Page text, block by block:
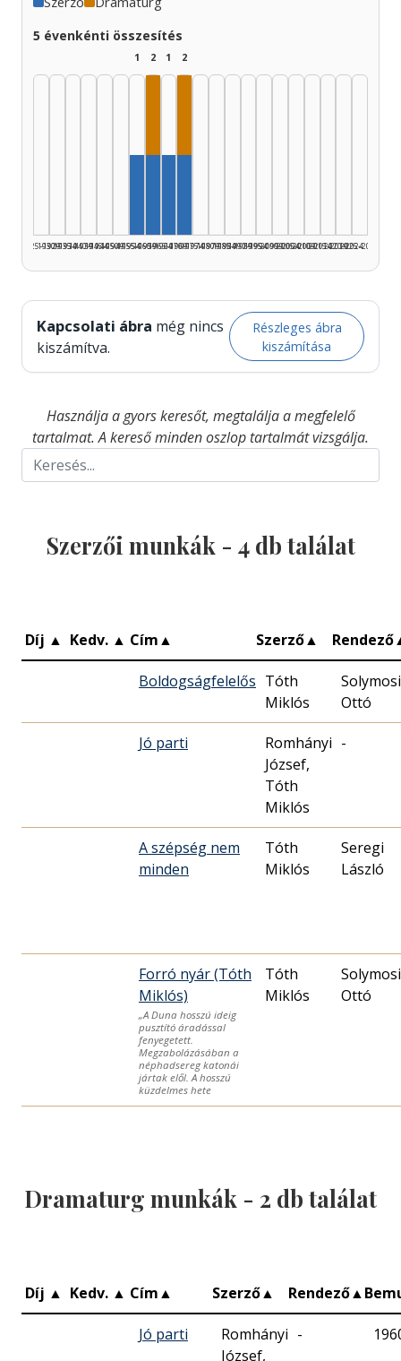
5 évenkénti összesítés
1925–1929
1930–1934
1935–1939
1940–1944
1945–1949
1950–1954
1
1955–1959
2
1960–1964
1
1965–1969
2
1970–1974
1975–1979
1980–1984
1985–1989
1990–1994
1995–1999
2000–2004
2005–2009
2010–2014
2015–2019
2020–2024
2025–2026
Kapcsolati ábra még nincs
kiszámítva.
Részleges ábra
kiszámítása
Használja a gyors keresőt, megtalálja a megfelelő
tartalmat. A kereső minden oszlop tartalmát vizsgálja.
Szerzői munkák - 4db találat
Díj ▲ Kedv. ▲ Cím▲ Szerző▲ Rendező
Boldogságfelelős Tóth
Miklós
Solymosi
Ottó
Jó parti
Romhányi
József,
Tóth
Miklós
-
A szépség nem
minden
Tóth
Miklós
Seregi
László
Forró nyár (Tóth
Miklós)
„A Duna hosszú ideig
pusztító áradással
fenyegetett.
Megzabolázásában a
néphadsereg katonái
jártak elől. A hosszú
küzdelmes hete
Tóth
Miklós
Solymosi
Ottó
Dramaturg munkák - 2 db találat
Díj ▲ Kedv. ▲ Cím▲ Szerző▲ Rendező▲
Jó parti
Romhányi
József,
-